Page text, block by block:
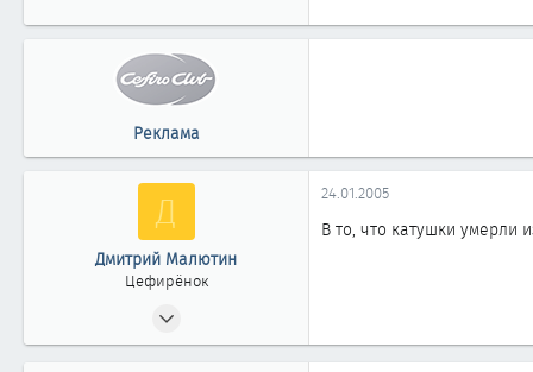
Реклама
Д
Дмитрий Малютин
Цефирёнок
31
24.01.2005
В то, что катушки умерли